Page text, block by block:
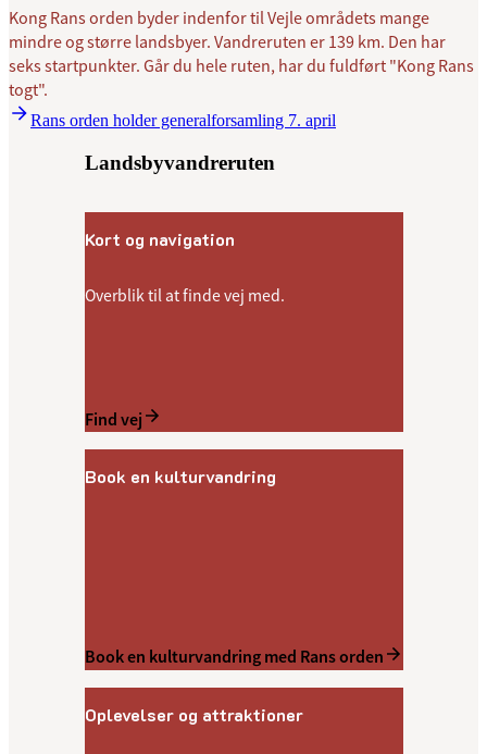
Kong Rans orden byder indenfor til Vejle områdets mange
mindre og større landsbyer. Vandreruten er 139 km. Den har
seks startpunkter. Går du hele ruten, har du fuldført "Kong Rans
togt".
Rans orden holder generalforsamling 7. april
Landsbyvandreruten
Kort og navigation
Overblik til at finde vej med.
Find vej
Book en kulturvandring
Book en kulturvandring med Rans orden
Oplevelser og attraktioner